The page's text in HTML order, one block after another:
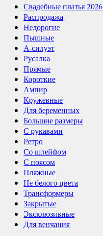
Свадебные платья 2026
Распродажа
Недорогие
Пышные
А-силуэт
Русалка
Прямые
Короткие
Ампир
Кружевные
Для беременных
Большие размеры
С рукавами
Ретро
Со шлейфом
С поясом
Пляжные
Не белого цвета
Трансформеры
Закрытые
Эксклюзивные
Для венчания